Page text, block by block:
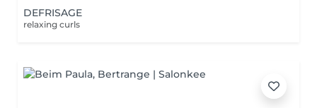
DEFRISAGE
relaxing curls